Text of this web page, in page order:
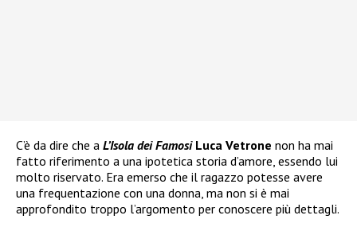
C’è da dire che a L’Isola dei Famosi Luca Vetrone non ha mai
fatto riferimento a una ipotetica storia d’amore, essendo lui
molto riservato. Era emerso che il ragazzo potesse avere
una frequentazione con una donna, ma non si è mai
approfondito troppo l’argomento per conoscere più dettagli.